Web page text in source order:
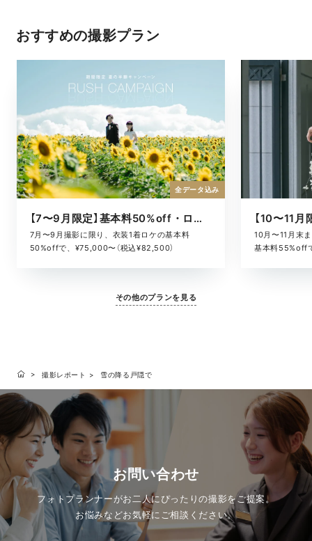
おすすめの撮影プラン
【7〜9月限定】基本料50%off・ロケキャンペーン
7月〜9月撮影に限り、衣装1着ロケの基本料
50%offで、¥75,000〜（税込¥82,500）
全データ込み
10月〜11月末
基本料55%off
その他のプランを見る
撮影レポート 雪の降る戸隠で
お問い合わせ
フォトプランナーがお二人にぴったりの撮影をご提案。
お悩みなどお気軽にご相談ください。